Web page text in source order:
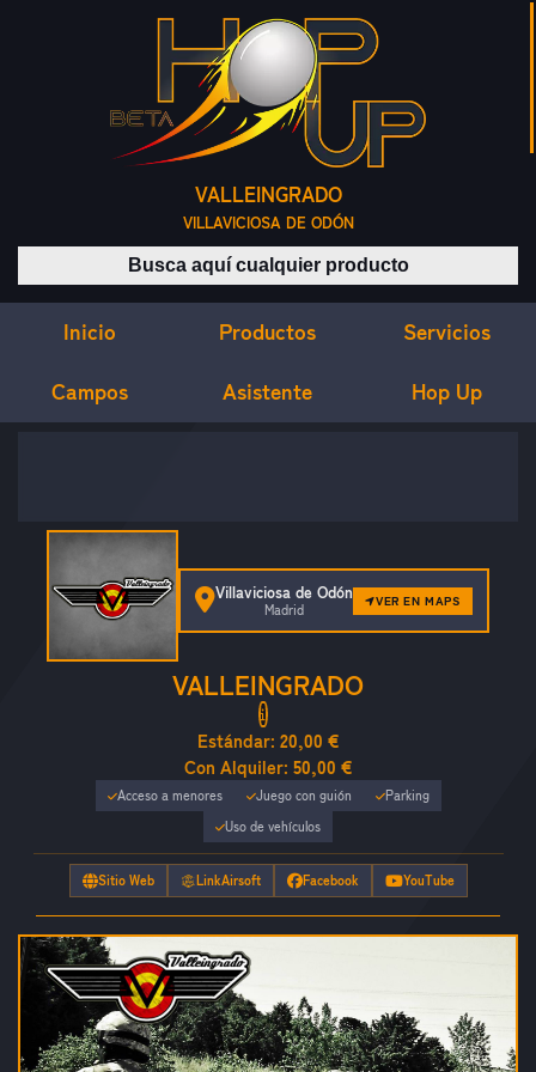
VALLEINGRADO
VILLAVICIOSA DE ODÓN
Buscar productos
Inicio Productos Servicios
Campos Asistente Hop Up
VALLEINGRADO
Estándar: 20,00 €
Con Alquiler: 50,00 €
Acceso a menores Juego con guión
Parking
Uso de vehículos
Sitio Web LinkAirsoft Facebook YouTube
Villaviciosa de Odón
Madrid
VER EN MAPS